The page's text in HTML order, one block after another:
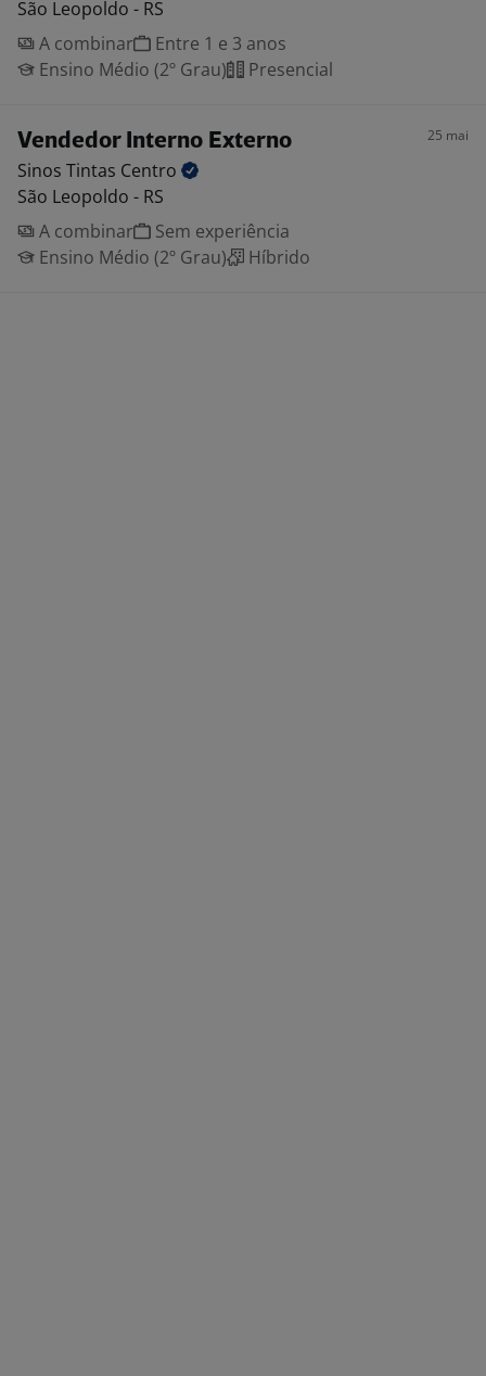
São Leopoldo - RS
A combinar
Entre 1 e 3 anos
Ensino Médio (2º Grau)
Presencial
Vendedor Interno Externo 25 mai
Sinos Tintas Centro
São Leopoldo - RS
A combinar
Sem experiência
Ensino Médio (2º Grau)
Híbrido